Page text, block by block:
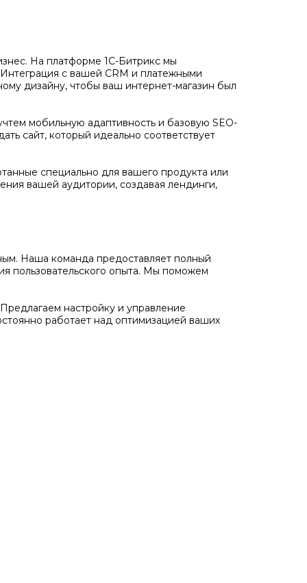
На платформе 1С-Битрикс мы
с вашей CRM и платежными
дизайну, чтобы ваш интернет-магазин был
мобильную адаптивность и базовую SEO-
сайт, который идеально соответствует
специально для вашего продукта или
вашей аудитории, создавая лендинги,
Наша команда предоставляет полный
пользовательского опыта. Мы поможем
настройку и управление
работает над оптимизацией ваших